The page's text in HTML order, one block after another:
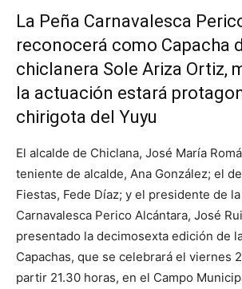
La Peña Carnavalesca
reconocerá como Capacha
chiclanera Sole Ariza Ortiz,
la actuación estará
chirigota del Yuyu
El alcalde de Chiclana, José María
teniente de alcalde, Ana González; el
Fiestas, Fede Díaz; y el presidente de
Carnavalesca Perico Alcántara, José
presentado la decimosexta edición de
Capachas, que se celebrará el viernes
partir 21.30 horas, en el Campo